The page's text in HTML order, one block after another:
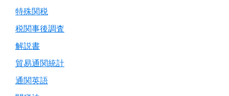
特殊関税
税関事後調査
解説書
貿易通関統計
通関英語